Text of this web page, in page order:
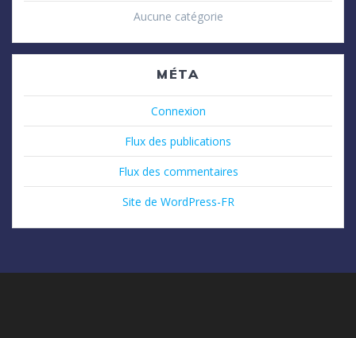
Aucune catégorie
MÉTA
Connexion
Flux des publications
Flux des commentaires
Site de WordPress-FR